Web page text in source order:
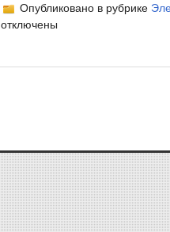
Опубликовано в рубрике
отключены